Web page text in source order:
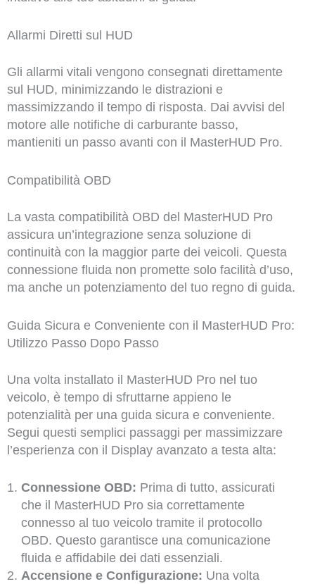
Allarmi Diretti sul HUD
Gli allarmi vitali vengono consegnati direttamente
sul HUD, minimizzando le distrazioni e
massimizzando il tempo di risposta. Dai avvisi del
motore alle notifiche di carburante basso,
mantieniti un passo avanti con il MasterHUD Pro.
Compatibilità OBD
La vasta compatibilità OBD del MasterHUD Pro
assicura un’integrazione senza soluzione di
continuità con la maggior parte dei veicoli. Questa
connessione fluida non promette solo facilità d’uso,
ma anche un potenziamento del tuo regno di guida.
Guida Sicura e Conveniente con il MasterHUD Pro:
Utilizzo Passo Dopo Passo
Una volta installato il MasterHUD Pro nel tuo
veicolo, è tempo di sfruttarne appieno le
potenzialità per una guida sicura e conveniente.
Segui questi semplici passaggi per massimizzare
l’esperienza con il Display avanzato a testa alta:
Connessione OBD: Prima di tutto, assicurati
che il MasterHUD Pro sia correttamente
connesso al tuo veicolo tramite il protocollo
OBD. Questo garantisce una comunicazione
fluida e affidabile dei dati essenziali.
Accensione e Configurazione: Una volta